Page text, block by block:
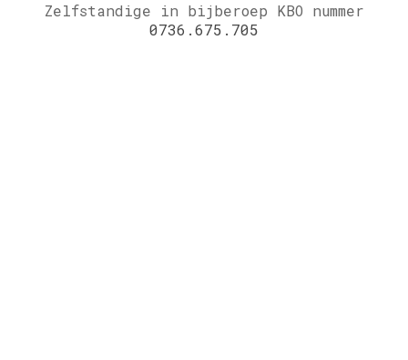
Zelfstandige in bijberoep KBO nummer
0736.675.705